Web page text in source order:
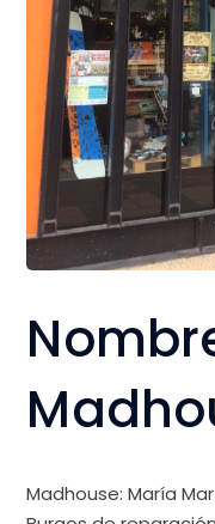
Madhouse:María